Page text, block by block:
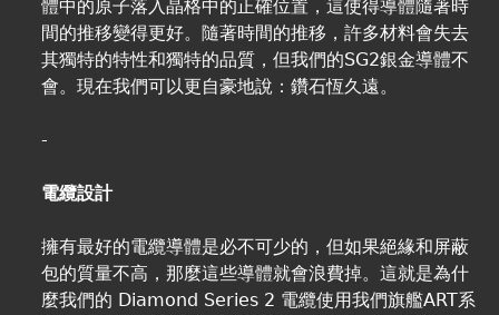
體中的原子落入晶格中的正確位置，這使得導體隨著時
間的推移變得更好。隨著時間的推移，許多材料會失去
其獨特的特性和獨特的品質，但我們的SG2銀金導體不
會。現在我們可以更自豪地說：鑽石恆久遠。
-
電纜設計
擁有最好的電纜導體是必不可少的，但如果絕緣和屏蔽
包的質量不高，那麼這些導體就會浪費掉。這就是為什
麼我們的 Diamond Series 2 電纜使用我們旗艦ART系